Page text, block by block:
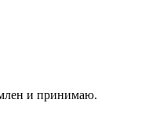
и принимаю.